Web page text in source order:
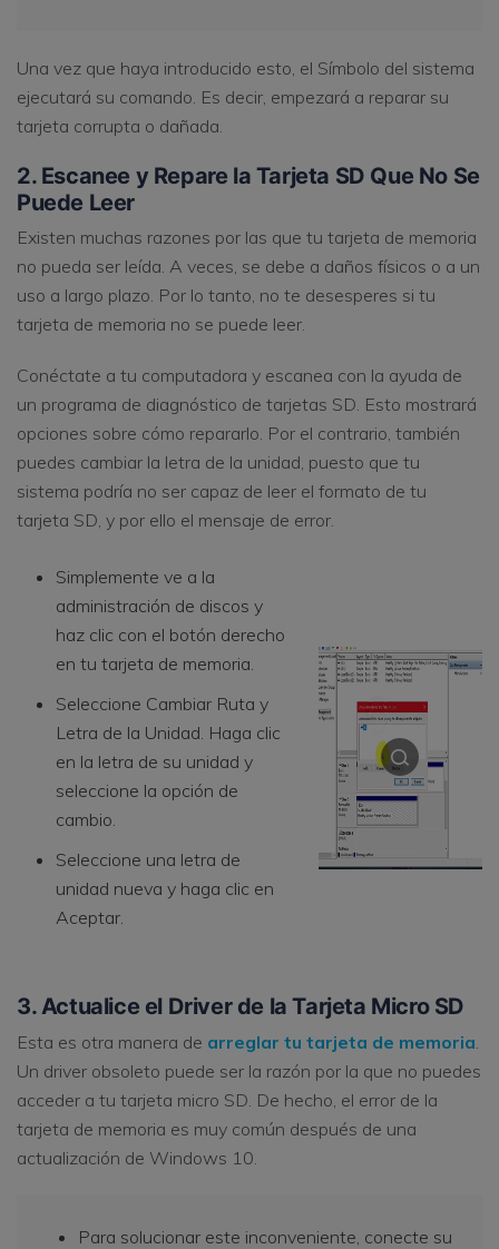
Una vez que haya introducido esto, el Símbolo del sistema
ejecutará su comando. Es decir, empezará a reparar su
tarjeta corrupta o dañada.
2. Escanee y Repare la Tarjeta SD Que No Se
Puede Leer
Existen muchas razones por las que tu tarjeta de memoria
no pueda ser leída. A veces, se debe a daños físicos o a un
uso a largo plazo. Por lo tanto, no te desesperes si tu
tarjeta de memoria no se puede leer.
Conéctate a tu computadora y escanea con la ayuda de
un programa de diagnóstico de tarjetas SD. Esto mostrará
opciones sobre cómo repararlo. Por el contrario, también
puedes cambiar la letra de la unidad, puesto que tu
sistema podría no ser capaz de leer el formato de tu
tarjeta SD, y por ello el mensaje de error.
Simplemente ve a la
administración de discos y
haz clic con el botón derecho
en tu tarjeta de memoria.
Seleccione Cambiar Ruta y
Letra de la Unidad. Haga clic
en la letra de su unidad y
seleccione la opción de
cambio.
Seleccione una letra de
unidad nueva y haga clic en
Aceptar.
3. Actualice el Driver de la Tarjeta Micro SD
Esta es otra manera de arreglar tu tarjeta de memoria
Un driver obsoleto puede ser la razón por la que no puedes
acceder a tu tarjeta micro SD. De hecho, el error de la
tarjeta de memoria es muy común después de una
actualización de Windows 10.
Para solucionar este inconveniente, conecte su